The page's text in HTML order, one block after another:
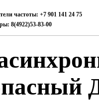
частоты: +7 901 141 24 75
8(4922)53-83-00